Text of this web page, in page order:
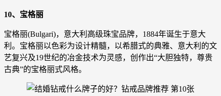
10、宝格丽
宝格丽(Bulgari)，意大利高级珠宝品牌，1884年诞生于意大
利。宝格丽以色彩为设计精髓，以希腊式的典雅、意大利的文
艺复兴及19世纪的冶金技术为灵感，创作出“大胆独特，尊贵
古典”的宝格丽式风格。